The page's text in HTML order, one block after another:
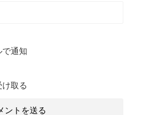
で通知
取る